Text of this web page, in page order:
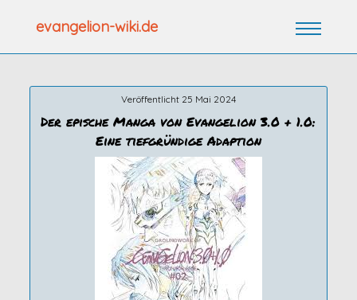
evangelion-wiki.de
Veröffentlicht 25 Mai 2024
Der epische Manga von Evangelion 3.0 + 1.0:
Eine tiefgründige Adaption